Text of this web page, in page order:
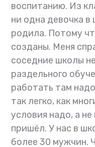
воспитанию. Из
ни одна девочка в
родила. Потому
созданы. Меня
соседние школы
раздельного
работать там
так легко, как
условия надо, а
пришёл. У нас в
более 30 мужчин.